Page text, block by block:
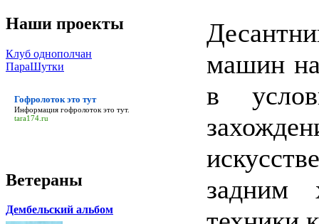
Наши проекты
Клуб однополчан
ПараШутки
Гофролоток это тут
Информация гофролоток это тут.
tara174.ru
Ветераны
Дембельский альбом
машин на
в
задним